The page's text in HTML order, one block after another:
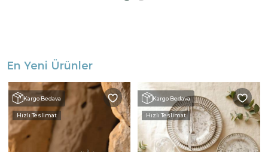
En Yeni Ürünler
Kargo Bedava
Hızlı Teslimat
Kargo Bedava
Hızlı Teslimat